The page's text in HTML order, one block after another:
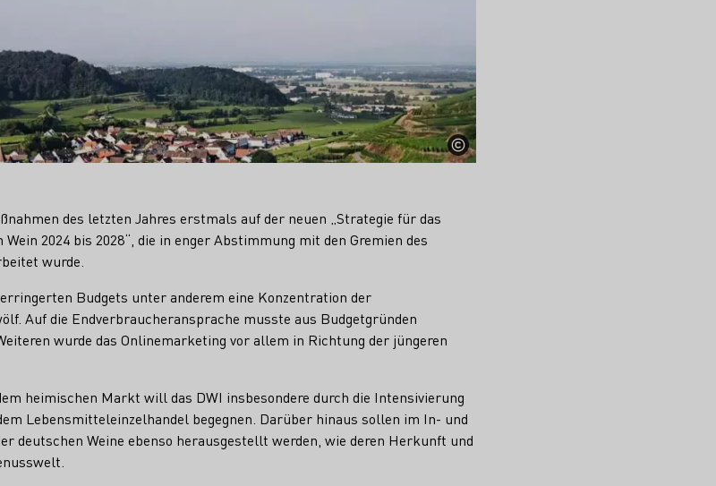
des letzten Jahres erstmals auf der neuen „Strategie für das
2024 bis 2028“, die in enger Abstimmung mit den Gremien des
wurde.
Budgets unter anderem eine Konzentration der
Auf die Endverbraucheransprache musste aus Budgetgründen
wurde das Onlinemarketing vor allem in Richtung der jüngeren
heimischen Markt will das DWI insbesondere durch die Intensivierung
Lebensmitteleinzelhandel begegnen. Darüber hinaus sollen im In- und
deutschen Weine ebenso herausgestellt werden, wie deren Herkunft und